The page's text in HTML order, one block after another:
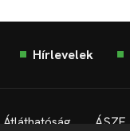
Hírlevelek
Átláthatóság ÁSZF